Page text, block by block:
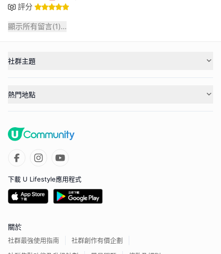
評分
顯示所有留言(1)...
社群主題
熱門地點
下載 U Lifestyle應用程式
關於
社群最強使用指南
社群創作有價企劃